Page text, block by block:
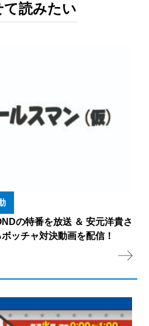
て読みたい
の特番を放送 ＆ 安元洋貴さ
ッチャ対決動画を配信！